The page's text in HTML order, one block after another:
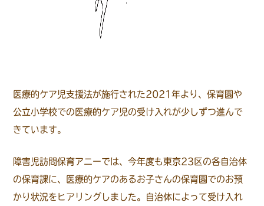
医療的ケア児支援法が施行された2021年より、保育園や
公立小学校での医療的ケア児の受け入れが少しずつ進んで
きています。
障害児訪問保育アニーでは、今年度も東京23区の各自治体
の保育課に、医療的ケアのあるお子さんの保育園でのお預
かり状況をヒアリングしました。自治体によって受け入れ